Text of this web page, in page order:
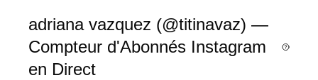
adriana vazquez (@titinavaz) —
Compteur d'Abonnés Instagram
en Direct